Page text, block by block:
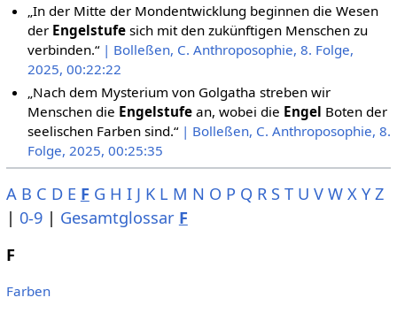
„In der Mitte der Mondentwicklung beginnen die Wesen
der Engelstufe sich mit den zukünftigen Menschen zu
verbinden.“ | Bolleßen, C. Anthroposophie, 8. Folge,
2025, 00:22:22
„Nach dem Mysterium von Golgatha streben wir
Menschen die Engelstufe an, wobei die Engel Boten der
seelischen Farben sind.“ | Bolleßen, C. Anthroposophie, 8.
Folge, 2025, 00:25:35
A B C D E F G H I J K L M N O P Q R S T U V W X Y Z
| 0-9| Gesamtglossar F
F
Farben